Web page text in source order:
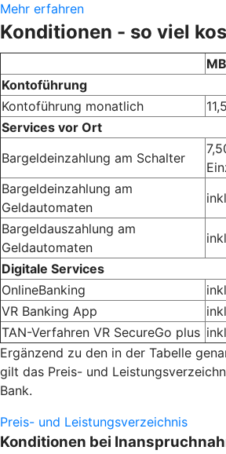
Mehr erfahren
Konditionen - so viel
Kontoführung
Kontoführung monatlich
Services vor Ort
Bargeldeinzahlung am Schalter
Bargeldeinzahlung am
Geldautomaten
Bargeldauszahlung am
Geldautomaten
Digitale Services
OnlineBanking
VR Banking App
TAN-Verfahren VR SecureGo plus
Ergänzend zu den in der Tabelle
gilt das Preis- und
Bank.
Preis- und Leistungsverzeichnis
Konditionen bei